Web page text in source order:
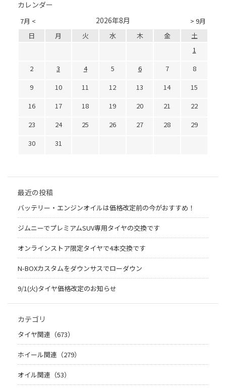
カレンダー
7月 < > 9月
2026年8月
日 月 火 水 木 金
土
1
2
3 4 5 6 7
8
9
10 11 12 13 14
15
16
17 18 19 20 21
22
23
24 25 26 27 28
29
30
31
最近の投稿
バッテリー・エンジンオイルは価格改定前の今がおすすめ！
ジムニーでプレミアムSUV専用タイヤの交換です
オンラインストア限定タイヤで4本交換です
N-BOXカスタムをダウンサスでローダウン
9/1(火)タイヤ価格改定のお知らせ
カテゴリ
タイヤ関連（673）
ホイール関連（279）
オイル関連（53）